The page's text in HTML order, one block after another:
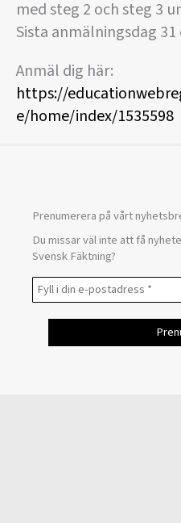
med steg 2 och steg 3
Sista anmälningsdag
Anmäl dig här:
https://
e/home/index/1535598
Prenumerera på vårt
Du missar väl inte att få
Svensk Fäktning?